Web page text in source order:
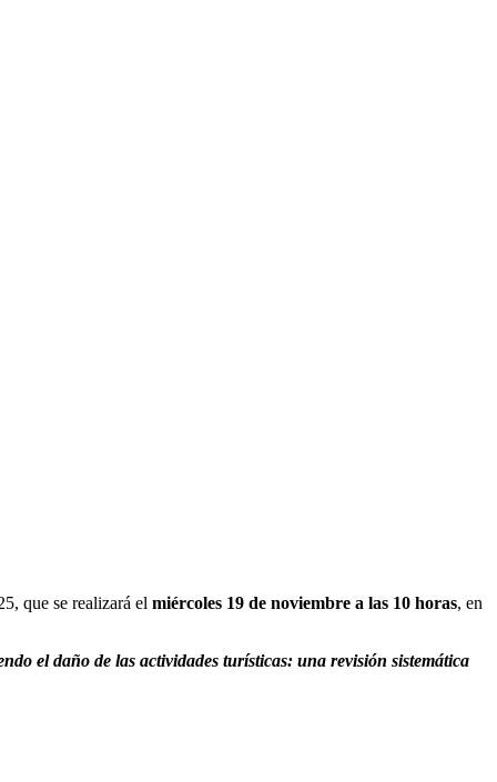
que se realizará el miércoles 19 de noviembre a las 10 horas, en
el daño de las actividades turísticas: una revisión sistemática